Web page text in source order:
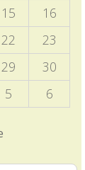
v blogu
v
15
16
22
23
29
30
5 6